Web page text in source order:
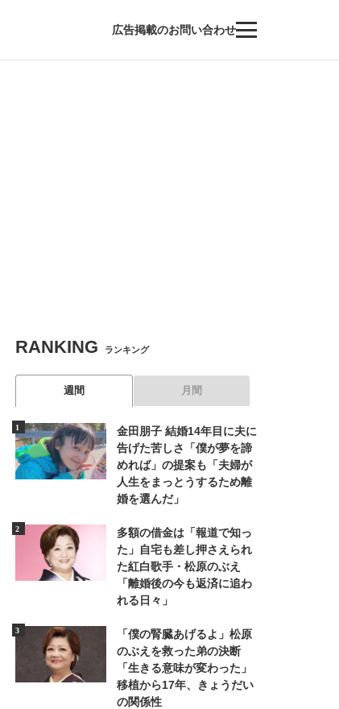
広告掲載のお問い合わせ
RANKING ランキング
週間 月間
金田朋子 結婚14年目に夫に
告げた苦しさ「僕が夢を諦
めれば」の提案も「夫婦が
人生をまっとうするため離
婚を選んだ」
多額の借金は「報道で知っ
た」自宅も差し押さえられ
た紅白歌手・松原のぶえ
「離婚後の今も返済に追わ
れる日々」
「僕の腎臓あげるよ」松原
のぶえを救った弟の決断
「生きる意味が変わった」
移植から17年、きょうだい
の関係性